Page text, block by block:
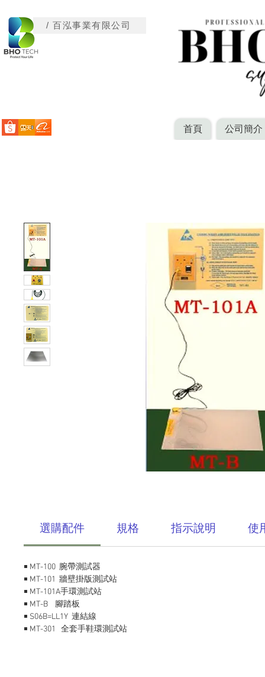
/ 百泓事業有限公司
首頁 公司簡介
選購配件 規格 指示說明 使
￭ MT-100 腕帶測試器
￭ MT-101 牆壁掛版測試站
￭ MT-101A手環測試站
￭ MT-B 腳踏板
￭ S06B=LL1Y 連結線
￭ MT-301 全套手鞋環測試站